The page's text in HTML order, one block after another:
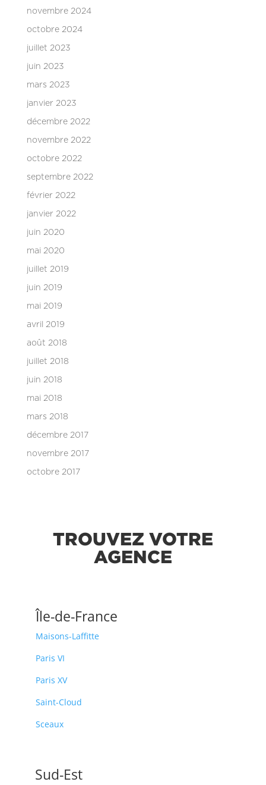
novembre 2024
octobre 2024
juillet 2023
juin 2023
mars 2023
janvier 2023
décembre 2022
novembre 2022
octobre 2022
septembre 2022
février 2022
janvier 2022
juin 2020
mai 2020
juillet 2019
juin 2019
mai 2019
avril 2019
août 2018
juillet 2018
juin 2018
mai 2018
mars 2018
décembre 2017
novembre 2017
octobre 2017
TROUVEZ VOTRE
AGENCE
Île-de-France
Maisons-Laffitte
Paris VI
Paris XV
Saint-Cloud
Sceaux
Sud-Est